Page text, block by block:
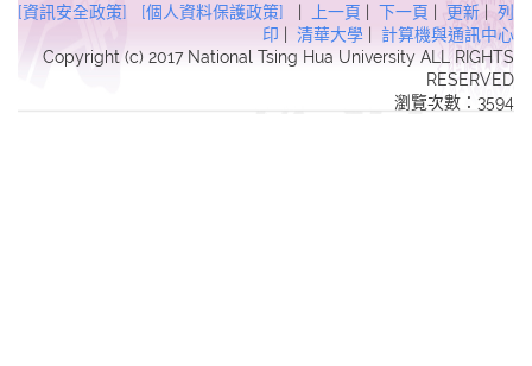
[資訊安全政策] [個人資料保護政策] | 上一頁 | 下一頁 | 更新 | 列
印 | 清華大學 | 計算機與通訊中心
Copyright (c) 2017 National Tsing Hua University ALL RIGHTS
RESERVED
瀏覽次數：3594
HTTP/1.1 403 Forbidden in
/usr/local/dokuwiki2017/lib/plugins/quickstats/action.phpon line